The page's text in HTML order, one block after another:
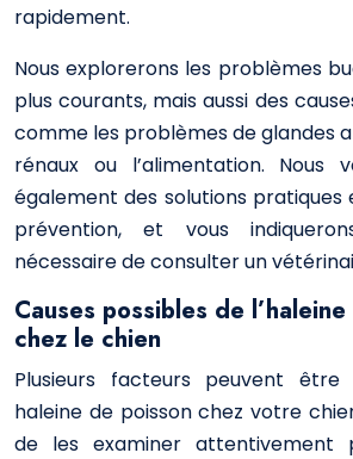
rapidement.
Nous explorerons les problèmes
plus courants, mais aussi des
comme les problèmes de glandes
rénaux ou l’alimentation. Nous
également des solutions pratiques
prévention, et vous
nécessaire de consulter un
Causes possibles de
chez le chien
Plusieurs facteurs peuvent être
haleine de poisson chez votre
de les examiner attentivement